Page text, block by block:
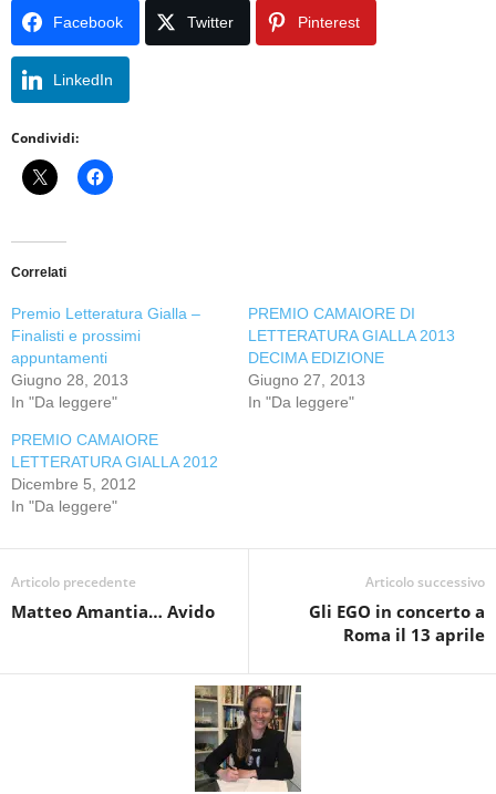
Facebook Twitter Pinterest
LinkedIn
Condividi:
Correlati
Premio Letteratura Gialla –
Finalisti e prossimi
appuntamenti
Giugno 28, 2013
In "Da leggere"
PREMIO CAMAIORE DI
LETTERATURA GIALLA 2013
DECIMA EDIZIONE
Giugno 27, 2013
In "Da leggere"
PREMIO CAMAIORE
LETTERATURA GIALLA 2012
Dicembre 5, 2012
In "Da leggere"
Articolo precedente
Matteo Amantia… Avido
Articolo successivo
Gli EGO in concerto a
Roma il 13 aprile